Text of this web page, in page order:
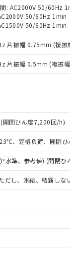
: AC2000V 50/60Hz 1min
50/60Hz 1min
50/60Hz 1min
片振幅 0.75mm (複振幅
片振幅 0.5mm (複振幅
開閉ひん度7,200回/h)
、定格負荷、開閉ひん
水準、参考値) (開閉ひん
し、氷結、結露しないこ
の社内デー
であり、閲
庫および標
ることをご
格はお客
様担当のオ
販売員に
社販売拠
」をご確認
果を当社の
または開
ト作成サー
は、I-Web
で当社にご
て、当社
、当社の製
との取
すること
以下、 カド
化ビフェニル
ルエーテル類
チルヘキシ
タル酸ブチ
酸ジブチル
ソブチル
器に対する
を超える意
り、予定
するこ
Cd(カドミウ
臭化ビフェ
ェニルエーテ
フタル酸ジ
チルベンジ
: 1000ppm
べてが基
て有害物
な影響を
門へお問
）を輸出
合は、日本
務取引許
手続きを
出されな
。
ミサイ
はその他
置等に一切
に販売する
内容を当
た当社は、
関係者が違
場合は、取
ャンセル
庫あり
につ
引先、ま
ロン制御
員にご確
状況の
種